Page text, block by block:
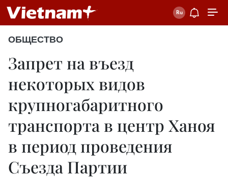
ОБЩЕСТВО
Запрет на въезд
некоторых видов
крупногабаритного
транспорта в центр Ханоя
в период проведения
Съезда Партии